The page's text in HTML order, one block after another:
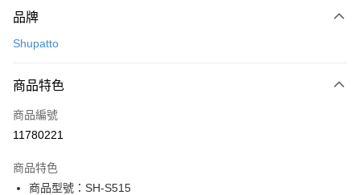
信用卡一次付款
Apple Pay
街口支付
Google Pay
品牌
Shupatto
商品特色
商品編號
11780221
商品特色
商品型號：SH-S515